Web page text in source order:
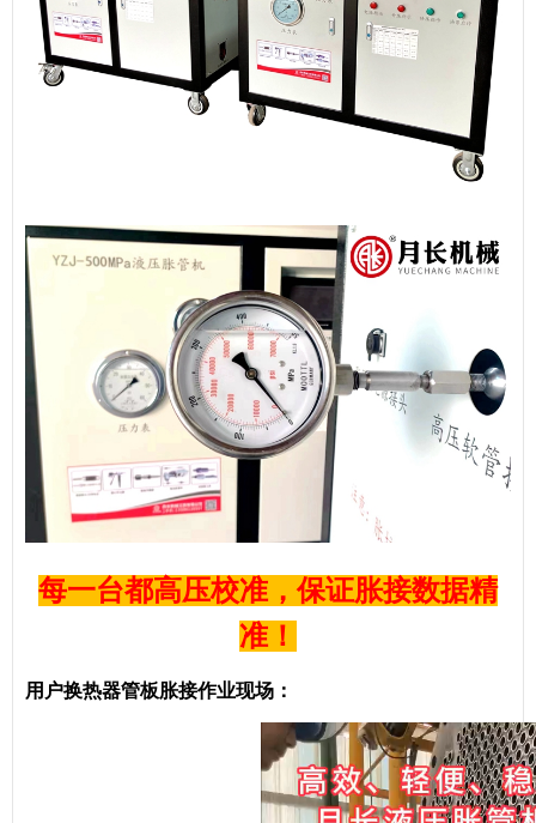
每一台都高压校准，保证胀接数据精
准！
用户换热器管板胀接作业现场：